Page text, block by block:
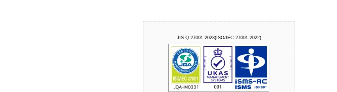
JIS Q 27001:2023(ISO/IEC 27001:2022)